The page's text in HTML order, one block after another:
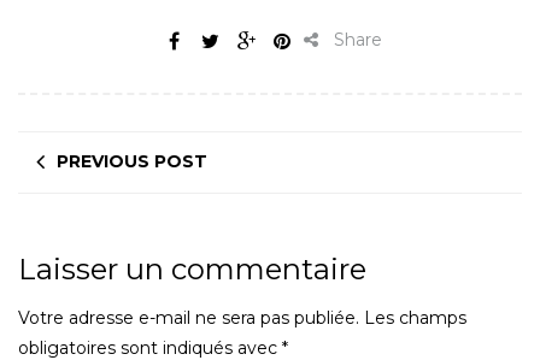
Share
PREVIOUS POST
Laisser un commentaire
Votre adresse e-mail ne sera pas publiée. Les champs
obligatoires sont indiqués avec *